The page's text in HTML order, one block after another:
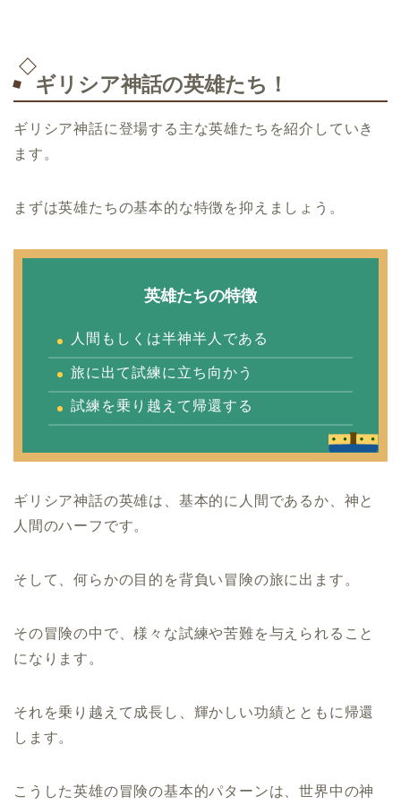
ギリシア神話の英雄たち！
ギリシア神話に登場する主な英雄たちを紹介していき
ます。
まずは英雄たちの基本的な特徴を抑えましょう。
英雄たちの特徴
人間もしくは半神半人である
旅に出て試練に立ち向かう
試練を乗り越えて帰還する
ギリシア神話の英雄は、基本的に人間であるか、神と
人間のハーフです。
そして、何らかの目的を背負い冒険の旅に出ます。
その冒険の中で、様々な試練や苦難を与えられること
になります。
それを乗り越えて成長し、輝かしい功績とともに帰還
します。
こうした英雄の冒険の基本的パターンは、世界中の神